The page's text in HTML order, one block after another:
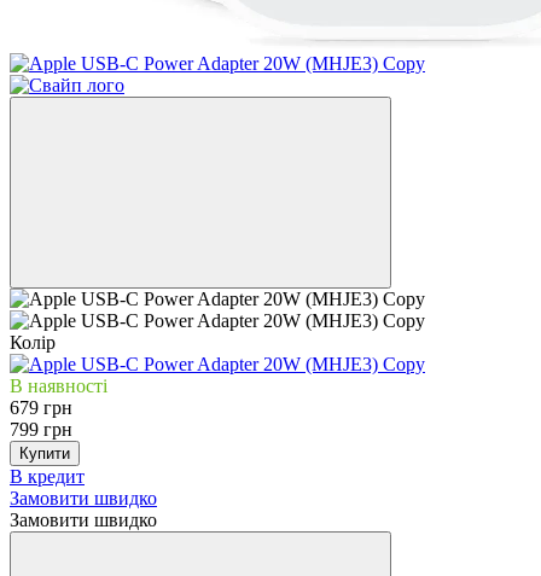
Колір
В наявності
679 грн
799 грн
Купити
В кредит
Замовити швидко
Замовити швидко